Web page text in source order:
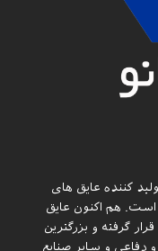
کننده عایق های
است. هم اکنون عایق
گرفته و بزرگترین
و دفاعی و سایر صنایع